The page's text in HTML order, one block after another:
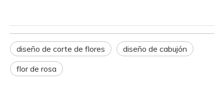
diseño de corte de flores
diseño de cabujón
flor de rosa